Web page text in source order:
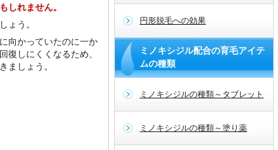
しれません。
ょう。
向かっていたのに一か
復しにくくなるため、
ましょう。
円形脱毛への効果
ミノキシジル配合の育毛アイテ
ムの種類
ミノキシジルの種類～タブレット
ミノキシジルの種類～塗り薬